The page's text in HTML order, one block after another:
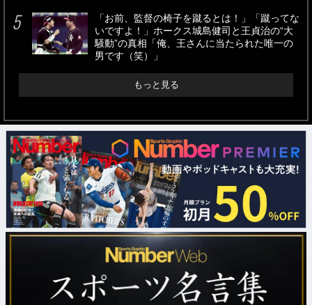
「お前、監督の椅子を蹴るとは！」「蹴ってな
いですよ！」ホークス城島健司と王貞治の“大
騒動”の真相「俺、王さんに当たられた唯一の
男です（笑）」
もっと見る